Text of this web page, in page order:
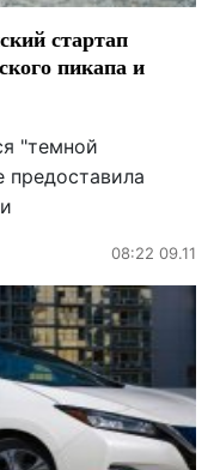
стартап
пикапа и
"темной
предоставила
08:22 09.11